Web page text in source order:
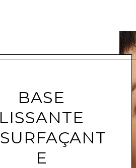
BASE
LISSANTE
E